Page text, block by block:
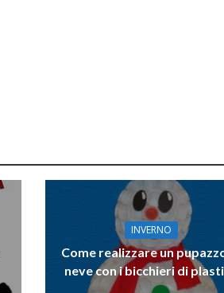
INVERNO
Come realizzare un
neve con i bicchieri di